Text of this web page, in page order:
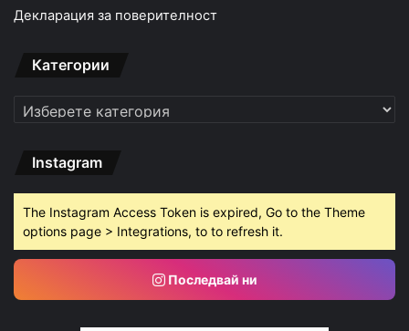
Декларация за поверителност
Категории
Категории
Instagram
The Instagram Access Token is expired, Go to the Theme
options page > Integrations, to to refresh it.
Последвай ни